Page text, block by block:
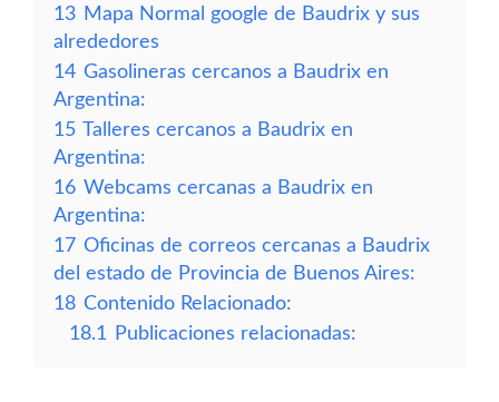
13 Mapa Normal google de Baudrix y sus
alrededores
14 Gasolineras cercanos a Baudrix en
Argentina:
15 Talleres cercanos a Baudrix en
Argentina:
16 Webcams cercanas a Baudrix en
Argentina:
17 Oficinas de correos cercanas a Baudrix
del estado de Provincia de Buenos Aires:
18 Contenido Relacionado:
18.1
Publicaciones relacionadas: